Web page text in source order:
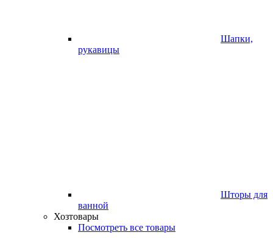
Шапки,
рукавицы
Шторы для
ванной
Хозтовары
Посмотреть все товары